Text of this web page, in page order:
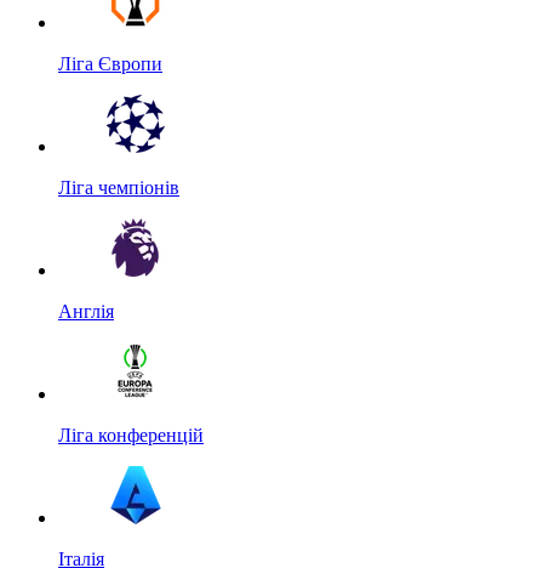
Ліга Європи
Ліга чемпіонів
Англія
Ліга конференцій
Італія